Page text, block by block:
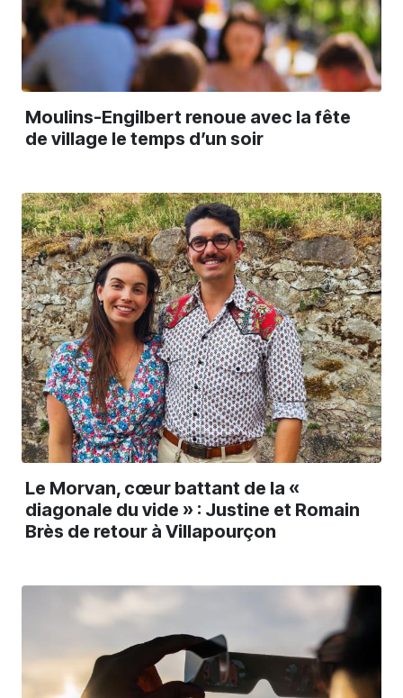
Moulins-Engilbert renoue avec la fête
de village le temps d’un soir
Le Morvan, cœur battant de la «
diagonale du vide » : Justine et Romain
Brès de retour à Villapourçon